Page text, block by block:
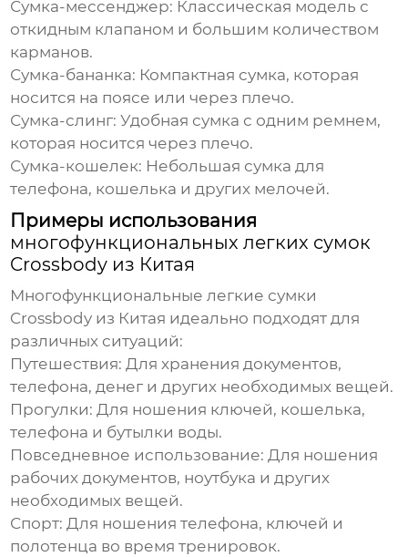
Сумка-мессенджер: Классическая модель с
откидным клапаном и большим количеством
карманов.
Сумка-бананка: Компактная сумка, которая
носится на поясе или через плечо.
Сумка-слинг: Удобная сумка с одним ремнем,
которая носится через плечо.
Сумка-кошелек: Небольшая сумка для
телефона, кошелька и других мелочей.
Примеры использования
многофункциональных легких сумок
Crossbody из Китая
Многофункциональные легкие сумки
Crossbody из Китая идеально подходят для
различных ситуаций:
Путешествия: Для хранения документов,
телефона, денег и других необходимых вещей.
Прогулки: Для ношения ключей, кошелька,
телефона и бутылки воды.
Повседневное использование: Для ношения
рабочих документов, ноутбука и других
необходимых вещей.
Спорт: Для ношения телефона, ключей и
полотенца во время тренировок.